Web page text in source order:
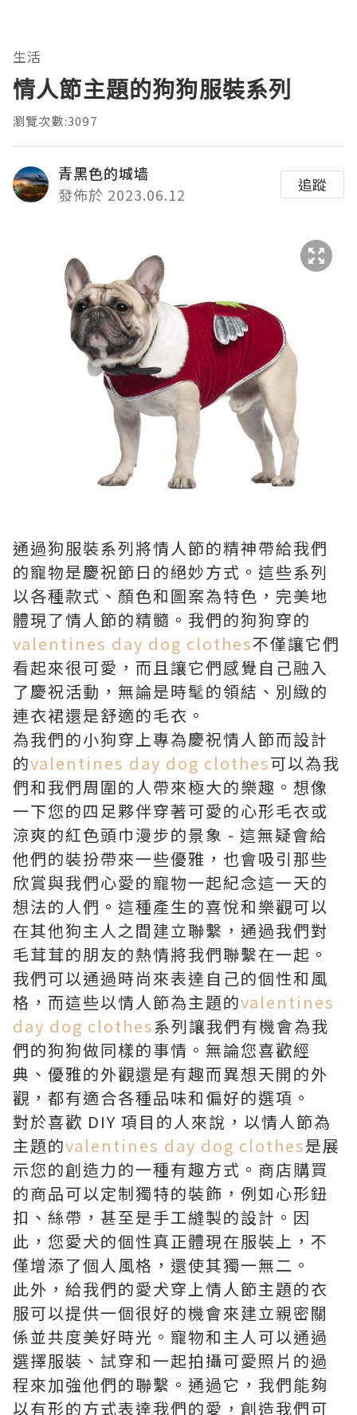
生活
情人節主題的狗狗服裝系列
瀏覽次數:3097
青黑色的城墙
發佈於 2023.06.12
追蹤
通過狗服裝系列將情人節的精神帶給我們
的寵物是慶祝節日的絕妙方式。這些系列
以各種款式、顏色和圖案為特色，完美地
體現了情人節的精髓。我們的狗狗穿的
valentines day dog clothes不僅讓它們
看起來很可愛，而且讓它們感覺自己融入
了慶祝活動，無論是時髦的領結、別緻的
連衣裙還是舒適的毛衣。
為我們的小狗穿上專為慶祝情人節而設計
的valentines day dog clothes可以為我
們和我們周圍的人帶來極大的樂趣。想像
一下您的四足夥伴穿著可愛的心形毛衣或
涼爽的紅色頭巾漫步的景象 - 這無疑會給
他們的裝扮帶來一些優雅，也會吸引那些
欣賞與我們心愛的寵物一起紀念這一天的
想法的人們。這種產生的喜悅和樂觀可以
在其他狗主人之間建立聯繫，通過我們對
毛茸茸的朋友的熱情將我們聯繫在一起。
我們可以通過時尚來表達自己的個性和風
格，而這些以情人節為主題的valentines
day dog clothes系列讓我們有機會為我
們的狗狗做同樣的事情。無論您喜歡經
典、優雅的外觀還是有趣而異想天開的外
觀，都有適合各種品味和偏好的選項。
對於喜歡 DIY 項目的人來說，以情人節為
主題的valentines day dog clothes是展
示您的創造力的一種有趣方式。商店購買
的商品可以定制獨特的裝飾，例如心形鈕
扣、絲帶，甚至是手工縫製的設計。因
此，您愛犬的個性真正體現在服裝上，不
僅增添了個人風格，還使其獨一無二。
此外，給我們的愛犬穿上情人節主題的衣
服可以提供一個很好的機會來建立親密關
係並共度美好時光。寵物和主人可以通過
選擇服裝、試穿和一起拍攝可愛照片的過
程來加強他們的聯繫。通過它，我們能夠
以有形的方式表達我們的愛，創造我們可